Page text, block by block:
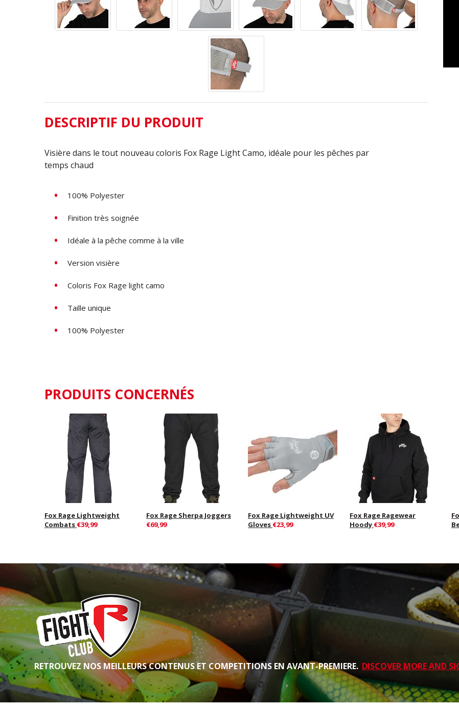
DESCRIPTIF DU PRODUIT
Visière dans le tout nouveau coloris Fox Rage Light Camo, idéale pour les pêches par
temps chaud
100% Polyester
Finition très soignée
Idéale à la pêche comme à la ville
Version visière
Coloris Fox Rage light camo
Taille unique
100% Polyester
PRODUITS CONCERNÉS
Fox Rage Lightweight
Combats €39,99
Fox Rage Sherpa Joggers
€69,99
Fox Rage Lightweight UV
Gloves €23,99
Fox Rage Ragewear
Hoody €39,99
RETROUVEZ NOS MEILLEURS CONTENUS ET COMPETITIONS EN AVANT-PREMIERE. DISCOVER MORE AND